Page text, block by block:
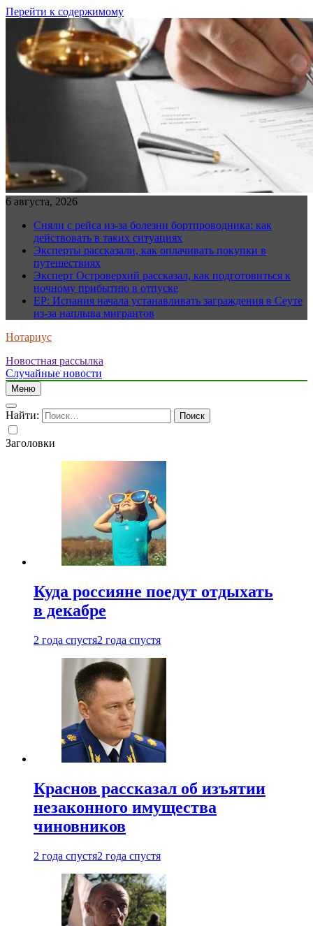
Перейти к содержимому
6 августа, 2026
Сняли с рейса из-за болезни бортпроводника: как
действовать в таких ситуациях
Эксперты рассказали, как оплачивать покупки в
путешествиях
Эксперт Островерхий рассказал, как подготовиться к
ночному прибытию в отпуске
EP: Испания начала устанавливать заграждения в Сеуте
из-за наплыва мигрантов
Нотариус
Новостная рассылка
Случайные новости
Меню
Найти:
Заголовки
Куда россияне поедут отдыхать
в декабре
2 года спустя2 года спустя
Краснов рассказал об изъятии
незаконного имущества
чиновников
2 года спустя2 года спустя